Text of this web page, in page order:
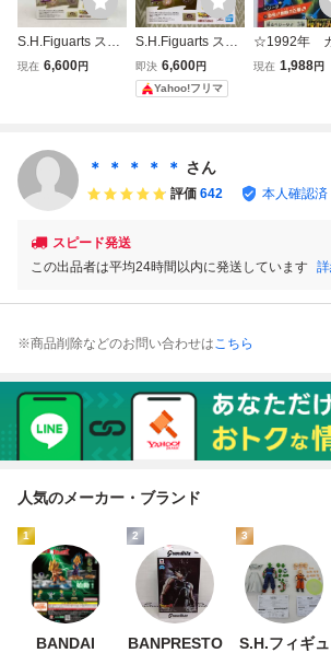
S.H.Figuarts スー
パーサイヤ人3ベ
現在 6,600円
S.H.Figuarts スー
パーサイヤ人3ベ
ジータ (ミニ) -DAI
MA-
即決 6,600円
Yahoo!フリマ
☆1992年
ダス ドラゴ
Z
現在 1,988円
＊ ＊ ＊ ＊ ＊ さん
評価 642 本人確認済
スピード発送
この出品者は平均24時間以内に発送しています
※商品削除などのお問い合わせはこちら
人気のメーカー・ブランド
1
BANDAI
2
BANPRESTO
3
S.H.フィギュ